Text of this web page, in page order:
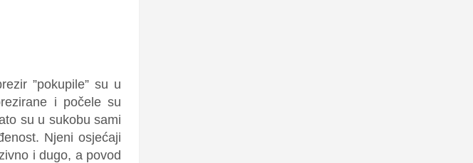
”pokupile” su u
i počele su
su u sukobu sami
Njeni osjećaji
i dugo, a povod